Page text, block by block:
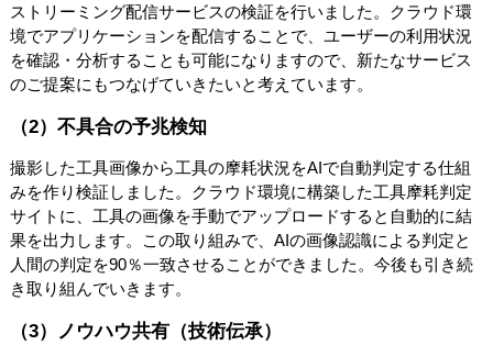
ストリーミング配信サービスの検証を行いました。クラウド環
境でアプリケーションを配信することで、ユーザーの利用状況
を確認・分析することも可能になりますので、新たなサービス
のご提案にもつなげていきたいと考えています。
（2）不具合の予兆検知
撮影した工具画像から工具の摩耗状況をAIで自動判定する仕組
みを作り検証しました。クラウド環境に構築した工具摩耗判定
サイトに、工具の画像を手動でアップロードすると自動的に結
果を出力します。この取り組みで、AIの画像認識による判定と
人間の判定を90％一致させることができました。今後も引き続
き取り組んでいきます。
（3）ノウハウ共有（技術伝承）